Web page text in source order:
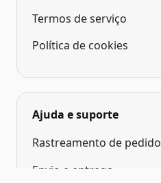
Termos de serviço
Política de cookies
Ajuda e suporte
Rastreamento de pedido
Envio e entrega